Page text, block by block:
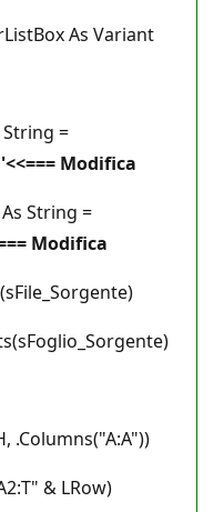
As Variant
=
'<<=== Modifica
String =
Modifica
& LRow)